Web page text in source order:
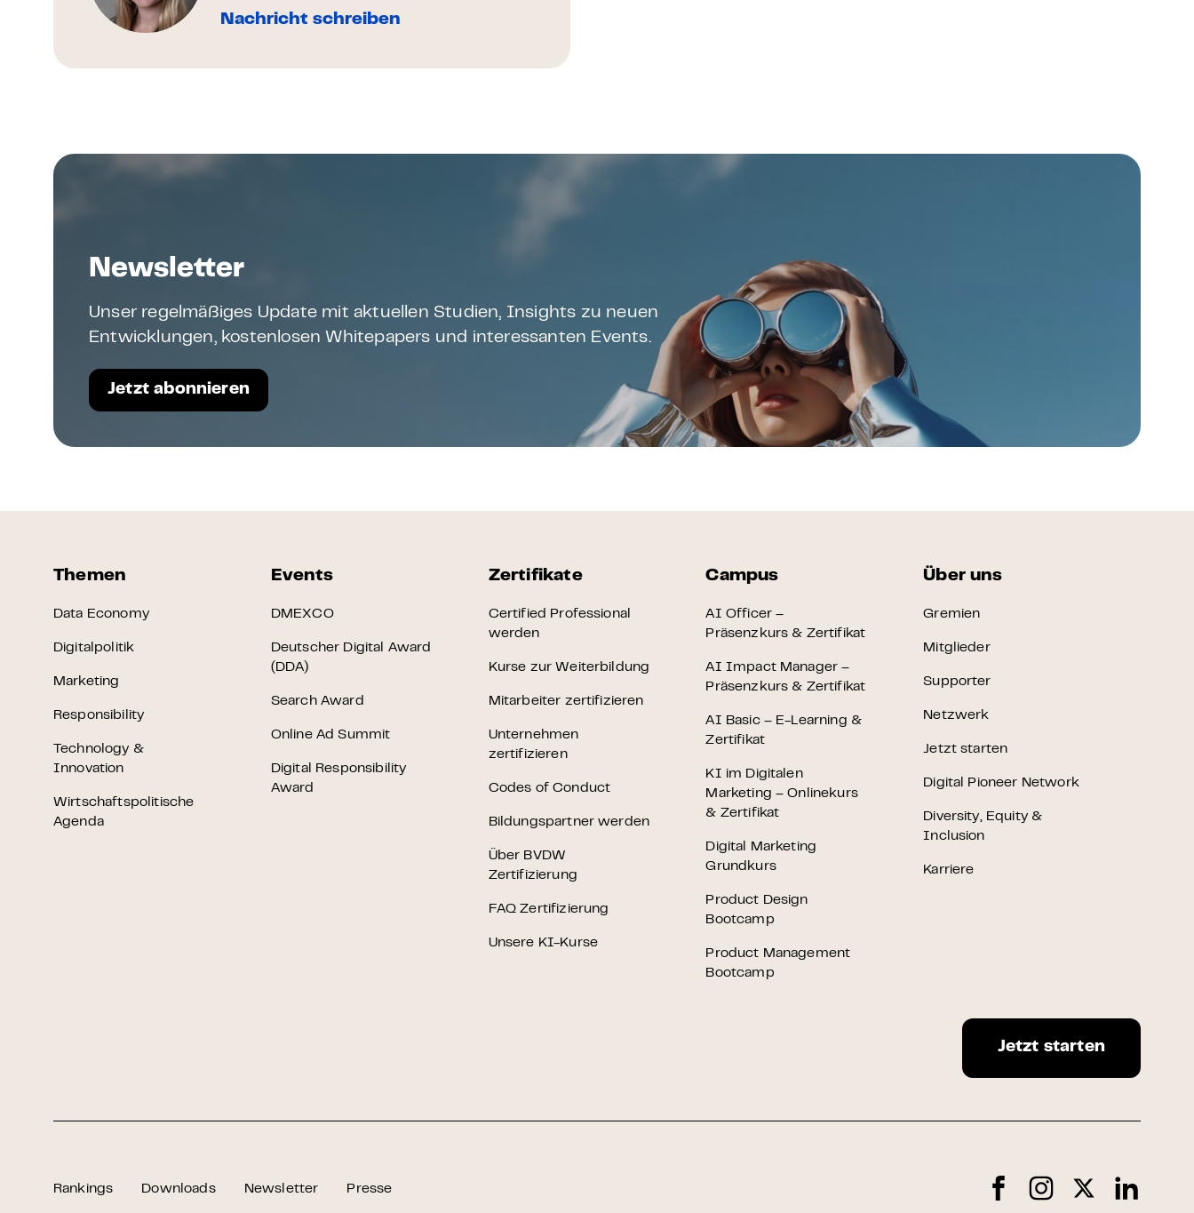
Nachricht schreiben
Newsletter
Unser regelmäßiges Update mit aktuellen Studien, Insights zu neuen
Entwicklungen, kostenlosen Whitepapers und interessanten Events.
Jetzt abonnieren
Themen
Data Economy
Digitalpolitik
Marketing
Responsibility
Technology &
Innovation
Wirtschaftspolitische
Agenda
Events
DMEXCO
Deutscher Digital Award
(DDA)
Search Award
Online Ad Summit
Digital Responsibility
Award
Zertifikate
Certified Professional
werden
Kurse zur Weiterbildung
Mitarbeiter zertifizieren
Unternehmen
zertifizieren
Codes of Conduct
Bildungspartner werden
Über BVDW
Zertifizierung
FAQ Zertifizierung
Unsere KI-Kurse
Campus
AI Officer –
Präsenzkurs & Zertifikat
AI Impact Manager –
Präsenzkurs & Zertifikat
AI Basic – E-Learning &
Zertifikat
KI im Digitalen
Marketing – Onlinekurs
& Zertifikat
Digital Marketing
Grundkurs
Product Design
Bootcamp
Product Management
Bootcamp
Über uns
Gremien
Mitglieder
Supporter
Netzwerk
Jetzt starten
Digital Pioneer Network
Diversity, Equity &
Inclusion
Karriere
Jetzt starten
Rankings Downloads Newsletter Presse